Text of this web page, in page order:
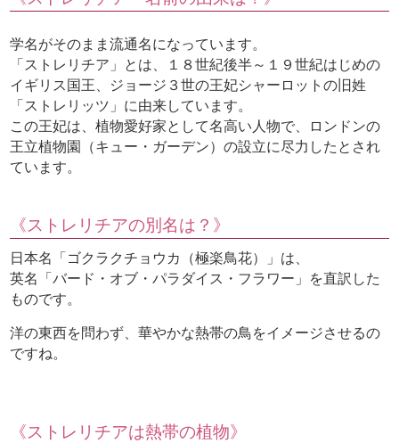
学名がそのまま流通名になっています。
「ストレリチア」とは、１８世紀後半～１９世紀はじめの
イギリス国王、ジョージ３世の王妃シャーロットの旧姓
「ストレリッツ」に由来しています。
この王妃は、植物愛好家として名高い人物で、ロンドンの
王立植物園（キュー・ガーデン）の設立に尽力したとされ
ています。
《ストレリチアの別名は？》
日本名「ゴクラクチョウカ（極楽鳥花）」は、
英名「バード・オブ・パラダイス・フラワー」を直訳した
ものです。
洋の東西を問わず、華やかな熱帯の鳥をイメージさせるの
ですね。
《ストレリチアは熱帯の植物》